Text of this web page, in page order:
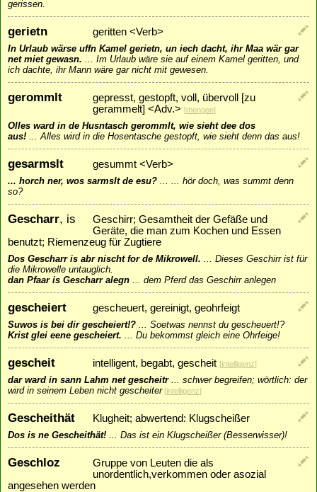
gerissen.
gerietn geritten <Verb>
In Urlaub wärse uffn Kamel gerietn, un iech dacht, ihr Maa wär gar
net miet gewasn.
Im Urlaub wäre sie auf einem Kamel geritten, und
ich dachte, ihr Mann wäre gar nicht mit gewesen.
gerommlt
gepresst, gestopft, voll, übervoll [zu
gerammelt] <Adv.> [mengen]
Olles ward in de Husntasch gerommlt, wie sieht dee dos
aus!
Alles wird in die Hosentasche gestopft, wie sieht denn das aus!
gesarmslt gesummt <Verb>
... horch ner, wos sarmslt de esu?
... hör doch, was summt denn
so?
Gescharr, is
Geschirr; Gesamtheit der Gefäße und
Geräte, die man zum Kochen und Essen
benutzt; Riemenzeug für Zugtiere
Dos Gescharr is abr nischt for de Mikrowell.
Dieses Geschirr ist für
die Mikrowelle untauglich.
dan Pfaar is Gescharr alegn
dem Pferd das Geschirr anlegen
gescheiert gescheuert, gereinigt, geohrfeigt
Suwos is bei dir gescheiert!?
Soetwas nennst du gescheuert!?
Krist glei eene gescheiert.
Du bekommst gleich eine Ohrfeige!
gescheit intelligent, begabt, gescheit [intelligenz]
dar ward in sann Lahm net gescheitr... schwer begreifen; wörtlich: der
wird in seinem Leben nicht gescheiter[intelligenz]
Gescheithät Klugheit; abwertend: Klugscheißer
Dos is ne Gescheithät! Das ist ein Klugscheißer (Besserwisser)!
Geschloz
Gruppe von Leuten die als
unordentlich,verkommen oder asozial
angesehen werden